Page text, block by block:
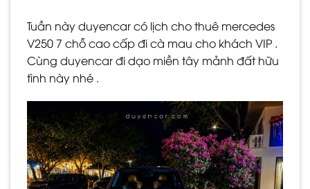
Tuần này duyencar có lịch cho thuê mercedes
V250 7 chỗ cao cấp đi cà mau cho khách VIP .
Cùng duyencar đi dạo miền tây mảnh đất hữu
tình này nhé .